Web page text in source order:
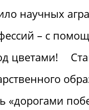
научных
– с
цветами!
«дорогами